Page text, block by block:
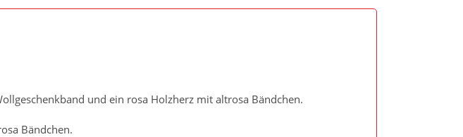
und ein rosa Holzherz mit altrosa Bändchen.
Bändchen.